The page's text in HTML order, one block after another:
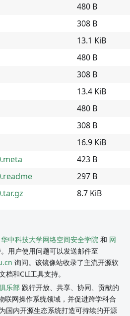
480 B
308 B
13.1 KiB
480 B
308 B
13.4 KiB
480 B
308 B
16.9 KiB
423 B
297 B
8.7 KiB
华中科技大学网络空间安全学院 和 网
用户使用问题可以发送邮件至
询问。该镜像站收录了主流开源软
档和CLI工具支持。
乐部 践行开放、共享、协同、贡献的
联网操作系统领域，并促进跨学科合
国内开源生态系统打造可持续的开源